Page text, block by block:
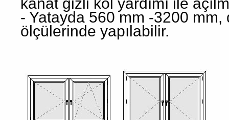
- Yatayda 560 mm -3200
ölçülerinde yapılabilir.